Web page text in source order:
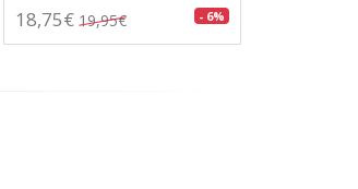
18,75€ 19,95€ - 6%